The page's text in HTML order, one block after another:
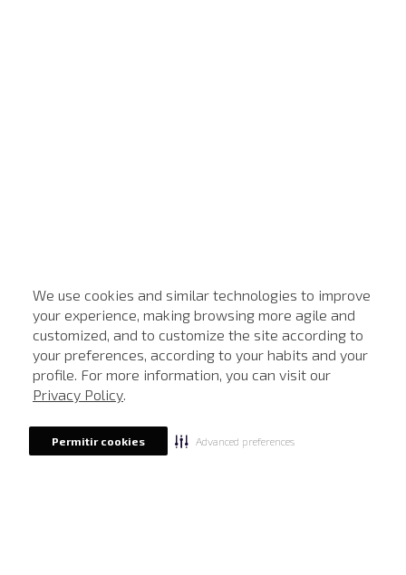
We use cookies and similar technologies to improve
your experience, making browsing more agile and
customized, and to customize the site according to
your preferences, according to your habits and your
profile. For more information, you can visit our
Privacy Policy.
Permitir cookies Advanced preferences